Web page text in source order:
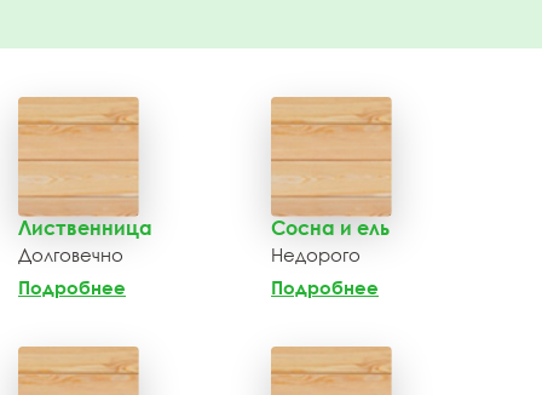
Лиственница
Долговечно
Подробнее
Сосна и ель
Недорого
Подробнее